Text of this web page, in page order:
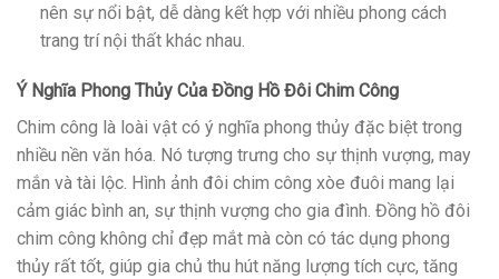
nên sự nổi bật, dễ dàng kết hợp với nhiều phong cách
trang trí nội thất khác nhau.
Ý Nghĩa Phong Thủy Của Đồng Hồ Đôi Chim Công
Chim công là loài vật có ý nghĩa phong thủy đặc biệt trong
nhiều nền văn hóa. Nó tượng trưng cho sự thịnh vượng, may
mắn và tài lộc. Hình ảnh đôi chim công xòe đuôi mang lại
cảm giác bình an, sự thịnh vượng cho gia đình. Đồng hồ đôi
chim công không chỉ đẹp mắt mà còn có tác dụng phong
thủy rất tốt, giúp gia chủ thu hút năng lượng tích cực, tăng